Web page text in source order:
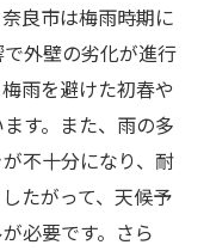
ットとデメリッ
と塗装スケジュ
画の立て方
めるためのポイ
良市は梅雨時期に
外壁の劣化が進行
雨を避けた初春や
す。また、雨の多
不十分になり、耐
たがって、天候予
必要です。さら